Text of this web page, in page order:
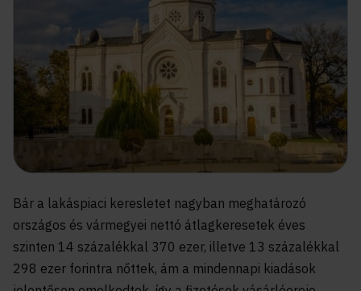
Bár a lakáspiaci keresletet nagyban meghatározó
országos és vármegyei nettó átlagkeresetek éves
szinten 14 százalékkal 370 ezer, illetve 13 százalékkal
298 ezer forintra nőttek, ám a mindennapi kiadások